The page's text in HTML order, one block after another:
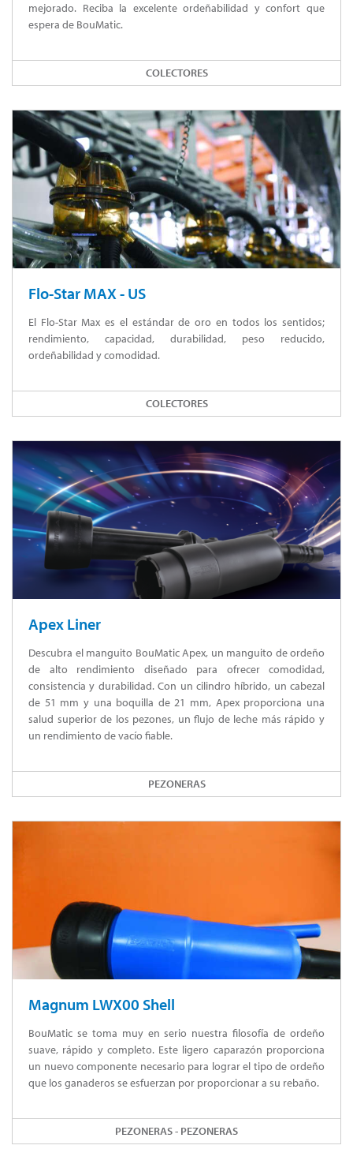
mejorado. Reciba la excelente ordeñabilidad y confort que
espera de BouMatic.
COLECTORES
Flo-Star MAX - US
El Flo-Star Max es el estándar de oro en todos los sentidos;
rendimiento, capacidad, durabilidad, peso reducido,
ordeñabilidad y comodidad.
COLECTORES
Apex Liner
Descubra el manguito BouMatic Apex, un manguito de ordeño
de alto rendimiento diseñado para ofrecer comodidad,
consistencia y durabilidad. Con un cilindro híbrido, un cabezal
de 51 mm y una boquilla de 21 mm, Apex proporciona una
salud superior de los pezones, un flujo de leche más rápido y
un rendimiento de vacío fiable.
PEZONERAS
Magnum LWX00 Shell
BouMatic se toma muy en serio nuestra filosofía de ordeño
suave, rápido y completo. Este ligero caparazón proporciona
un nuevo componente necesario para lograr el tipo de ordeño
que los ganaderos se esfuerzan por proporcionar a su rebaño.
PEZONERAS - PEZONERAS